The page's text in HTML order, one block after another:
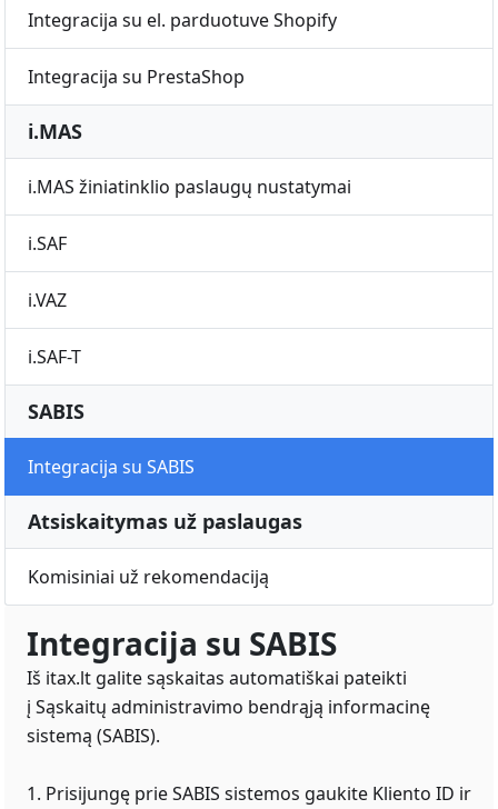
Integracija su el. parduotuve Shopify
Integracija su PrestaShop
i.MAS
i.MAS žiniatinklio paslaugų nustatymai
i.SAF
i.VAZ
i.SAF-T
SABIS
Integracija su SABIS
Atsiskaitymas už paslaugas
Komisiniai už rekomendaciją
Integracija su SABIS
Iš itax.lt galite sąskaitas automatiškai pateikti
į Sąskaitų administravimo bendrąją informacinę
sistemą (SABIS).
1. Prisijungę prie SABIS sistemos gaukite Kliento ID ir